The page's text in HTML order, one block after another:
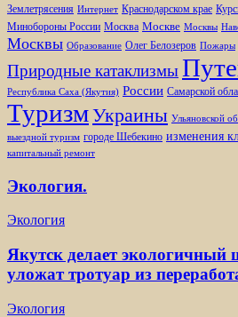
Землетрясения Интернет Краснодарском крае
Минобороны России Москва Москве Москвы
Москвы Образование Олег Белозеров Пожары
Природные катаклизмы
Республика Саха (Якутия) России Самарской
ТуризмУкраины Ульяновской
выездной туризм городе Шебекино изменения
капитальный ремонт
Экология.
Экология
Якутск делает экологичный
уложат тротуар из
Экология